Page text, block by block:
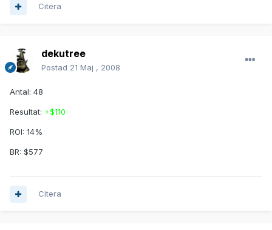
Citera
dekutree
Postad 21 Maj , 2008
Antal: 48
Resultat: +$110
ROI: 14%
BR: $577
Citera